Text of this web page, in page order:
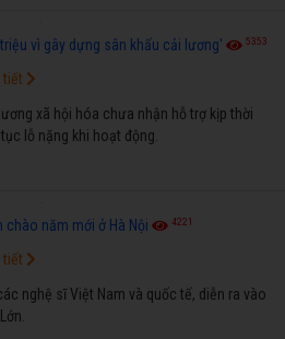
vì gây dựng sân khấu cải lương' 5353
xã hội hóa chưa nhận hỗ trợ kịp thời
lỗ nặng khi hoạt động.
tiết
chào năm mới ở Hà Nội 4221
nghệ sĩ Việt Nam và quốc tế, diễn ra vào
tiết